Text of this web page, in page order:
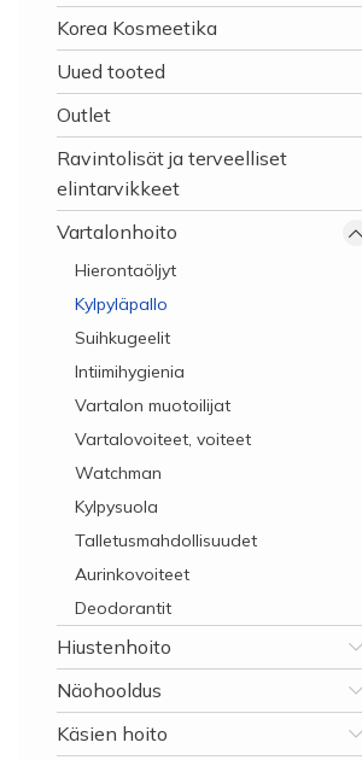
Korea Kosmeetika
Uued tooted
Outlet
Ravintolisät ja terveelliset
elintarvikkeet
Vartalonhoito
Hierontaöljyt
Kylpyläpallo
Suihkugeelit
Intiimihygienia
Vartalon muotoilijat
Vartalovoiteet, voiteet
Watchman
Kylpysuola
Talletusmahdollisuudet
Aurinkovoiteet
Deodorantit
Hiustenhoito
Näohooldus
Käsien hoito